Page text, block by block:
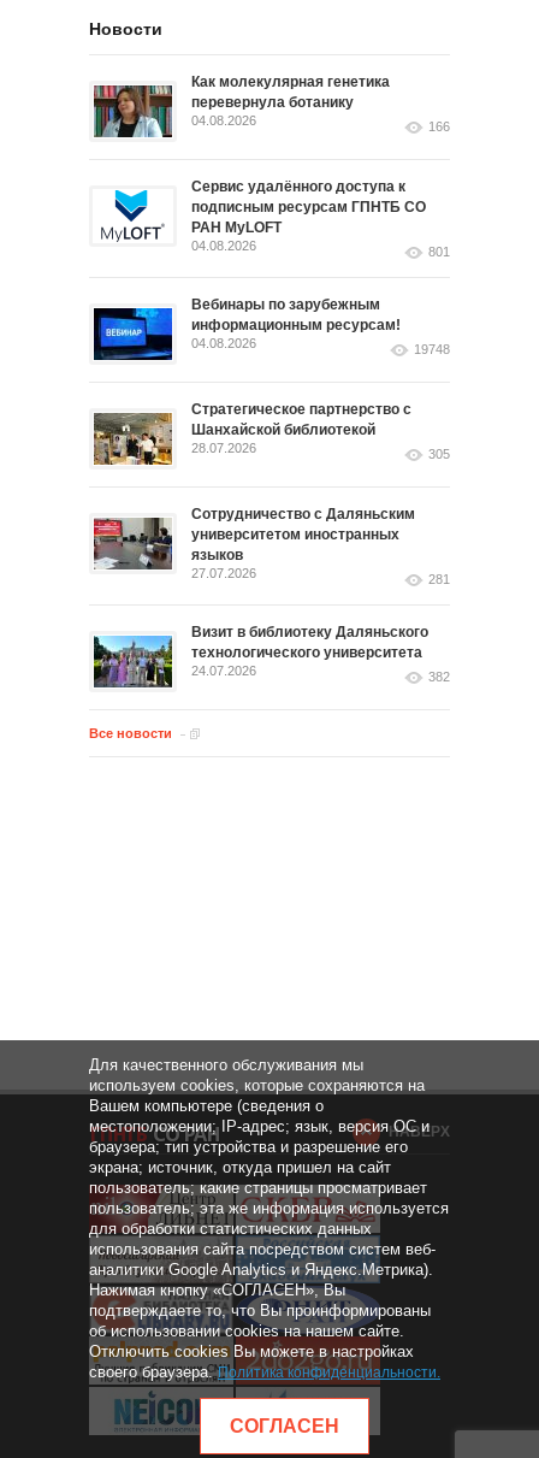
Новости
Как молекулярная генетика
перевернула ботанику
04.08.2026 166
Сервис удалённого доступа к
подписным ресурсам ГПНТБ СО
РАН MyLOFT
04.08.2026 801
Вебинары по зарубежным
информационным ресурсам!
04.08.2026 19748
Стратегическое партнерство с
Шанхайской библиотекой
28.07.2026 305
Сотрудничество с Даляньским
университетом иностранных
языков
27.07.2026 281
Визит в библиотеку Даляньского
технологического университета
24.07.2026 382
Все новости
НАВЕРХ
Для качественного обслуживания мы
используем cookies, которые сохраняются на
Вашем компьютере (сведения о
местоположении; IP-адрес; язык, версия ОС и
браузера; тип устройства и разрешение его
экрана; источник, откуда пришел на сайт
пользователь; какие страницы просматривает
пользователь; эта же информация используется
для обработки статистических данных
использования сайта посредством систем веб-
аналитики Google Analytics и Яндекс.Метрика).
Нажимая кнопку «СОГЛАСЕН», Вы
подтверждаете то, что Вы проинформированы
об использовании cookies на нашем сайте.
Отключить cookies Вы можете в настройках
своего браузера.Политика конфиденциальности.
СОГЛАСЕН